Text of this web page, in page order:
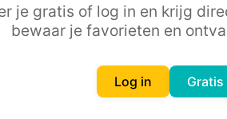
je gratis of log in en krijg
bewaar je favorieten en
Log in